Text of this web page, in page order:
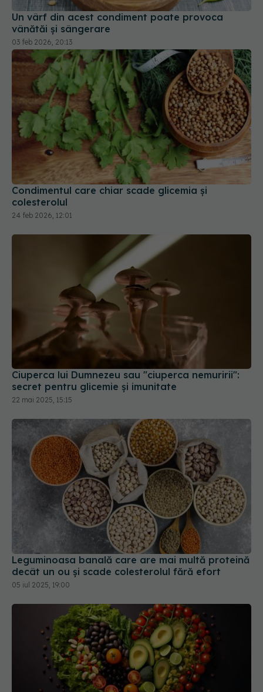
03 feb 2026, 20:13
Condimentul care chiar scade glicemia și
colesterolul
24 feb 2026, 12:01
Ciuperca lui Dumnezeu sau "ciuperca nemuririi":
secret pentru glicemie și imunitate
Leguminoasa banală care are mai multă proteină
decât un ou și scade colesterolul fără efort
05 iul 2025, 19:00